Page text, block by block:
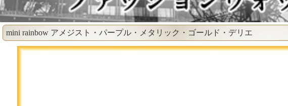
mini rainbow アメジスト・パープル・メタリック・ゴールド・デリエ